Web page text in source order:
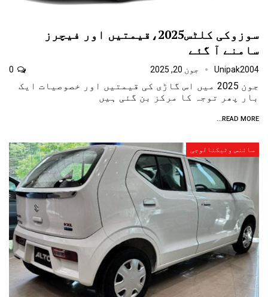
سوزوکی کلٹس2025،قیمتیں اور فیچرز
سامنے آ گئے
Unipak2004 جون 20, 2025
جون 2025 میں اس گاڑی کی قیمتیں اور خصوصیات ایک
بار پھر توجہ کا مرکز بن گئی ہیں
READ MORE...
سائنس وٹیکنالوجی